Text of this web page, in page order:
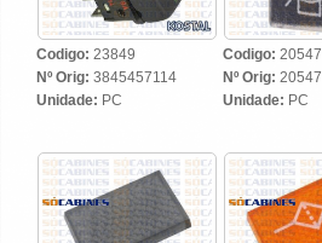
Codigo: 23849
Nº Orig: 3845457114
Unidade: PC
Codigo: 20547
Nº Orig: 20547
Unidade: PC